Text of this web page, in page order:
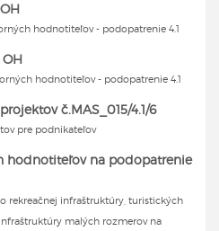
hodnotiteľov - podopatrenie 4.1
hodnotiteľov - podopatrenie 4.1
č.MAS_015/4.1/6
pre podnikateľov
hodnotiteľov na podopatrenie
rekreačnej infraštruktúry, turistických
malých rozmerov na